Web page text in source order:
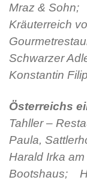
Mraz &
Kräuterreich
Schwarzer
Konstantin
Österreichs
Tahller –
Paula,
Harald Irka
Bootshaus;